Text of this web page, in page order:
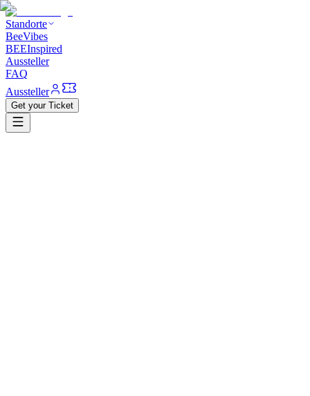
Standorte
BeeVibes
BEEInspired
Aussteller
FAQ
Aussteller
Get your Ticket